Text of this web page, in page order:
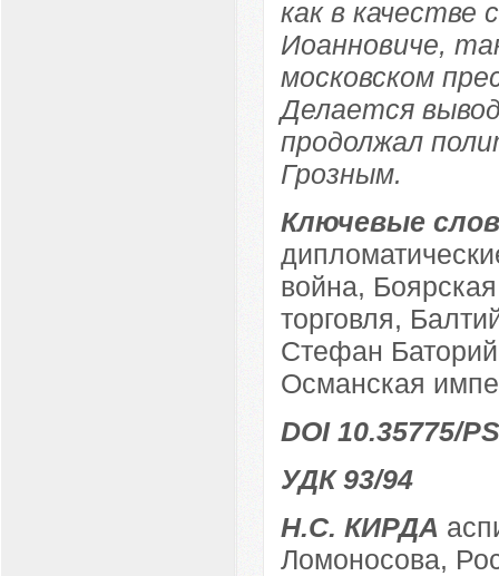
как в качестве
Иоанновиче,
московском
Делается
продолжал
Грозным.
Ключевые
война,
торговля,
Стефан
Османская
DOI 10.35775/
УДК 93/94
Н.С. КИРДА
Ломоносова,